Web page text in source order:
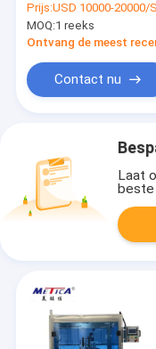
Afdekken Machine
voor 20ml-
oliefles
Prijs:USD 10000-20000/SET
MOQ:1 reeks
Ontvang de meest
Contact nu
Laat
beste